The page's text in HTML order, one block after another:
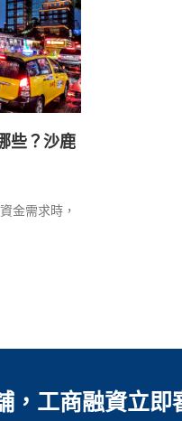
些？沙鹿
金需求時，
，工商融資立即